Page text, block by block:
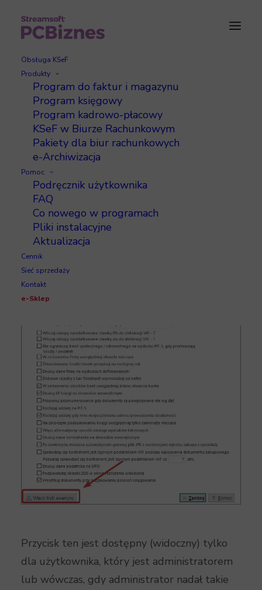
Obsługa KSeF
Produkty
Program do faktur i magazynu
Program księgowy
Program kadrowo-płacowy
KSeF w Biurze Rachunkowym
Pakiety dla biur rachunkowych
e-Archiwizacja
Pomoc
Podręcznik użytkownika
FAQ
Co nowego w programach
Pliki instalacyjne
Aktualizacja
Cennik
Sieć sprzedaży
Kontakt
e-Sklep
Korzystanie z trybu
awaryjnego
Jeżeli awaria okaże się poważniejsza (luki
numeracji wpisów księgi, niepoprawne sumy
itp.), należy w opcji
Inne
przycisku<Włącz tryb awaryjny>
Przycisk ten jest dostępny (widoczny) tylko
dla użytkownika, który jest administratorem
lub wówczas, gdy administrator nadał takie